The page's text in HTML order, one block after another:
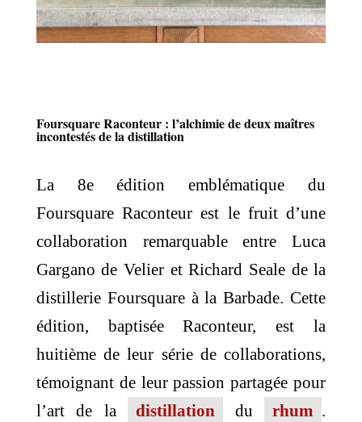
Foursquare Raconteur : l’alchimie de deux maîtres
incontestés de la distillation
La 8e édition emblématique du
Foursquare Raconteur est le fruit d’une
collaboration remarquable entre Luca
Gargano de Velier et Richard Seale de la
distillerie Foursquare à la Barbade. Cette
édition, baptisée Raconteur, est la
huitième de leur série de collaborations,
témoignant de leur passion partagée pour
l’art de la
distillation du rhum .